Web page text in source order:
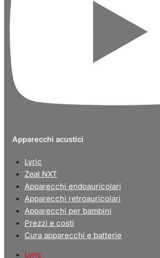
Apparecchi acustici
Lyric
Zeal NXT
Apparecchi endoauricolari
Apparecchi retroauricolari
Apparecchi per bambini
Prezzi e costi
Cura apparecchi e batterie
Lyric